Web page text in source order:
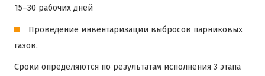
15–30 рабочих дней
Проведение инвентаризации выбросов парниковых
газов.
Сроки определяются по результатам исполнения 3 этапа